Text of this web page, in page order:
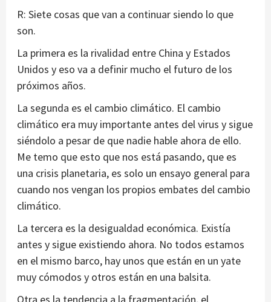
R: Siete cosas que van a continuar siendo lo que
son.
La primera es la rivalidad entre China y Estados
Unidos y eso va a definir mucho el futuro de los
próximos años.
La segunda es el cambio climático. El cambio
climático era muy importante antes del virus y sigue
siéndolo a pesar de que nadie hable ahora de ello.
Me temo que esto que nos está pasando, que es
una crisis planetaria, es solo un ensayo general para
cuando nos vengan los propios embates del cambio
climático.
La tercera es la desigualdad económica. Existía
antes y sigue existiendo ahora. No todos estamos
en el mismo barco, hay unos que están en un yate
muy cómodos y otros están en una balsita.
Otra es la tendencia a la fragmentación, el